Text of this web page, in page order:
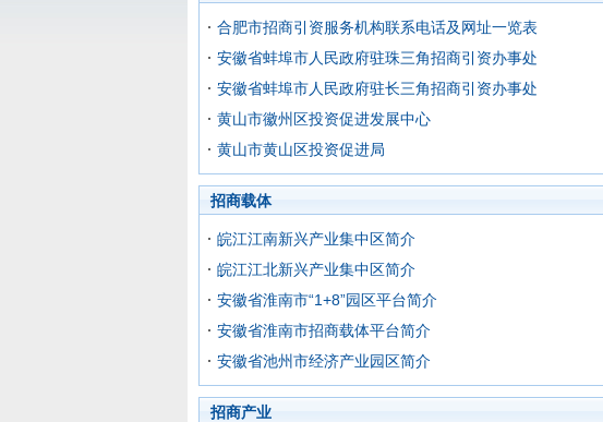
合肥市招商引资服务机构联系电话及网址一览表
安徽省蚌埠市人民政府驻珠三角招商引资办事处
安徽省蚌埠市人民政府驻长三角招商引资办事处
黄山市徽州区投资促进发展中心
黄山市黄山区投资促进局
招商载体
皖江江南新兴产业集中区简介
皖江江北新兴产业集中区简介
安徽省淮南市“1+8”园区平台简介
安徽省淮南市招商载体平台简介
安徽省池州市经济产业园区简介
招商产业